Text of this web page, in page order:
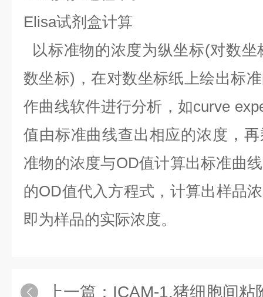
Elisa试剂盒计算
以标准物的浓度为纵坐标(对数
数坐标)，在对数坐标纸上绘出标
作曲线软件进行分析，如curve
值由标准曲线查出相应的浓度，
准物的浓度与OD值计算出标准曲
的OD值代入方程式，计算出样品
即为样品的实际浓度。
上一篇： ICAM-1,猪细胞间粘附